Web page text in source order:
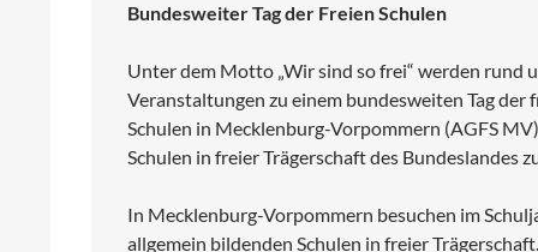
Bundesweiter Tag der Freien Schulen
Unter dem Motto „Wir sind so frei“ werden rund
Veranstaltungen zu einem bundesweiten Tag
Schulen in Mecklenburg-Vorpommern (AGFS
Schulen in freier Trägerschaft des Bundeslandes
In Mecklenburg-Vorpommern besuchen im
allgemein bildenden Schulen in freier